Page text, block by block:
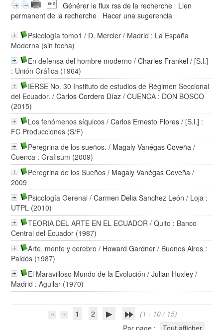
Générer le flux rss de la recherche
Lien
permanent de la recherche
Hacer una sugerencia
Psicología tomo1 / D. Mercier / Madrid : La España
Moderna (sin fecha)
En defensa del hombre moderno /Charles Frankel / [S.l.]
: Unión Gráfica (1964)
IERSE No. 30 Instituto de estudios de Régimen Seccional
del Ecuador. /Carlos Cordero Díaz / CUENCA : DON BOSCO
(2015)
Los fenómenos síquicos /Carlos Ernesto Flores / [S.l.] :
FC Producciones (S/F)
Peregrina de los sueños. / Magaly Vanégas Coveña /
Cuenca : Grafisum (2009)
Peregrina de los Sueños / Magaly Vanégas Coveña /
2009
Psicología Gerenal /Carmen Delia Sanchez León / Loja :
UTPL (2010)
TEORIA DEL ARTE EN EL ECUADOR / Quito : Banco
Central del Ecuador (1987)
Arte, mente y cerebro / Howard Gardner / Buenos Aires :
Paidós (1987)
El Maravilloso Mundo de la Evolución /Julian Huxley /
Madrid : Aguilar (1970)
1 2
(1 - 10 / 15)
Par page :
Tout afficher